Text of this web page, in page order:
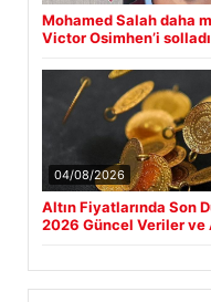
Mohamed Salah daha
Victor Osimhen’i
04/08/2026
Altın Fiyatlarında Son
2026 Güncel Veriler ve